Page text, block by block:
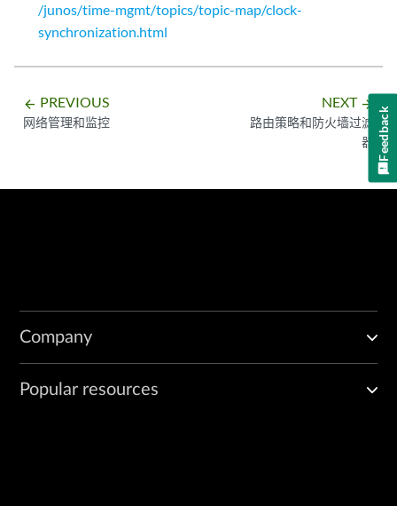
/junos/time-mgmt/topics/topic-map/clock-
synchronization.html
arrow_backward PREVIOUS
网络管理和监控
NEXT arrow_forward
路由策略和防火墙过滤
器
Company
Popular resources
Feedback